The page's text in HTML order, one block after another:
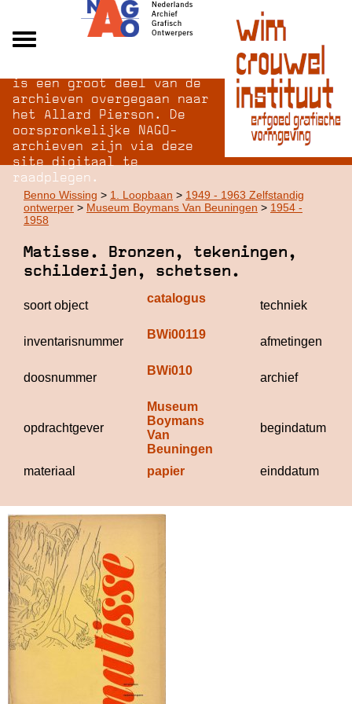
Over NAGO
Over WCI
Inloggen
is een groot deel van de
archieven overgegaan naar
het Allard Pierson. De
oorspronkelijke NAGO-
archieven zijn via deze
site digitaal te
raadplegen.
Benno Wissing > 1. Loopbaan > 1949 - 1963 Zelfstandig
ontwerper > Museum Boymans Van Beuningen > 1954 -
1958
Matisse. Bronzen, tekeningen,
schilderijen, schetsen.
soort object
catalogus
techniek
inventarisnummer
BWi00119
afmetingen
doosnummer
BWi010
archief
opdrachtgever
Museum
Boymans
Van
Beuningen
begindatum
materiaal papier einddatum